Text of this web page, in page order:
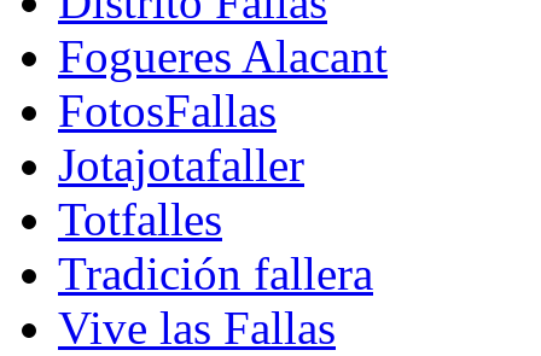
Fogueres Alacant
FotosFallas
Jotajotafaller
Totfalles
Tradición fallera
Vive las Fallas